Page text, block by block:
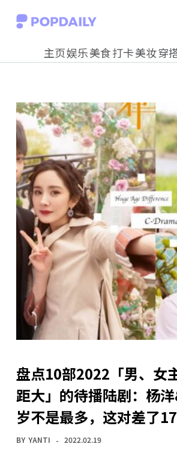
S
o
c
o
n
t
e
n
主页娱乐美食打卡美妆穿
盘点10部2022「男、女
距大」的待播陆剧：杨
岁不是最多，这对差了17
BY YANTI 2022.02.19